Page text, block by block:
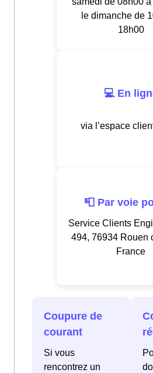
le dimanche de
18h00
💻 En
via l’espace
📮 Par voie
Service Clients
494, 76934 Rouen
France
Coupure de
courant
Si vous
rencontrez un